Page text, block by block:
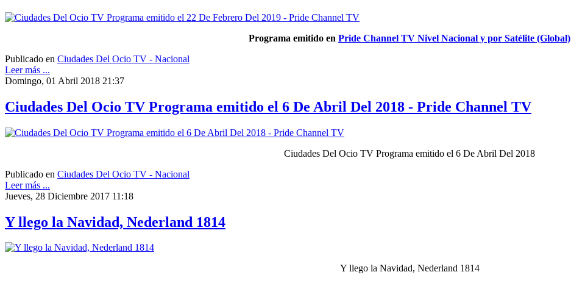
Programa emitido en Pride Channel TV Nivel Nacional y por Satélite (Global)
Publicado en Ciudades Del Ocio TV - Nacional
Leer más ...
Domingo, 01 Abril 2018 21:37
Ciudades Del Ocio TV Programa emitido el 6 De Abril Del 2018 - Pride Channel TV
Ciudades Del Ocio TV Programa emitido el 6 De Abril Del 2018
Publicado en Ciudades Del Ocio TV - Nacional
Leer más ...
Jueves, 28 Diciembre 2017 11:18
Y llego la Navidad, Nederland 1814
Y llego la Navidad, Nederland 1814